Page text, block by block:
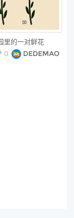
里的一对鲜花
free
0 DEDEMAO